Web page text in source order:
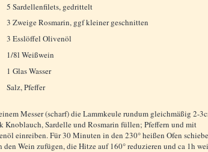
5 Sardellenfilets, gedrittelt
3 Zweige Rosmarin, ggf kleiner geschnitten
3 Esslöffel Olivenöl
1/8l Weißwein
1 Glas Wasser
Salz, Pfeffer
Messer (scharf) die Lammkeule rundum gleichmäßig 2-
Knoblauch, Sardelle und Rosmarin füllen; Pfeffern und mit
einreiben. Für 30 Minuten in den 230° heißen Ofen
den Wein zufügen, die Hitze auf 160° reduzieren und ca 1h